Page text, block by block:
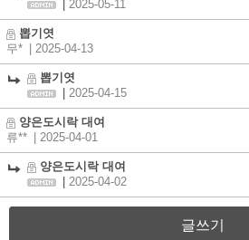
2025-05-11
뽑기엿
무*
| 2025-04-13
뽑기엿
2025-04-15
양은도시락 대여
류**
| 2025-04-01
양은도시락 대여
2025-04-02
글쓰기